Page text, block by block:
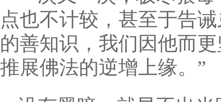
点也不计较，甚至于告
的善知识，我们因他而
推展佛法的逆增上缘。”